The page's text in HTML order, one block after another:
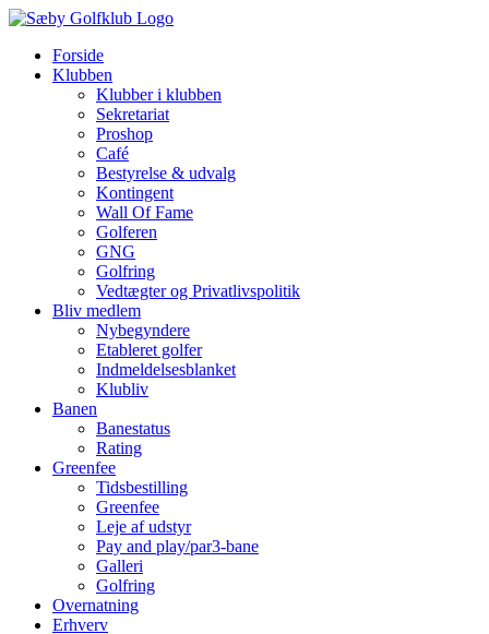
Skip
contentForside
Klubben
Klubber i klubben
Sekretariat
Proshop
Café
Bestyrelse & udvalg
Kontingent
Wall Of Fame
Golferen
GNG
Golfring
Vedtægter og Privatlivspolitik
Bliv medlem
Nybegyndere
Etableret golfer
Indmeldelsesblanket
Klubliv
Banen
Banestatus
Rating
Greenfee
Tidsbestilling
Greenfee
Leje af udstyr
Pay and play/par3-bane
Galleri
Golfring
Overnatning
Erhverv